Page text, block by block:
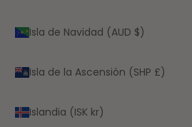
Isla de Navidad (AUD $)
Isla de la Ascensión (SHP £)
Islandia (ISK kr)